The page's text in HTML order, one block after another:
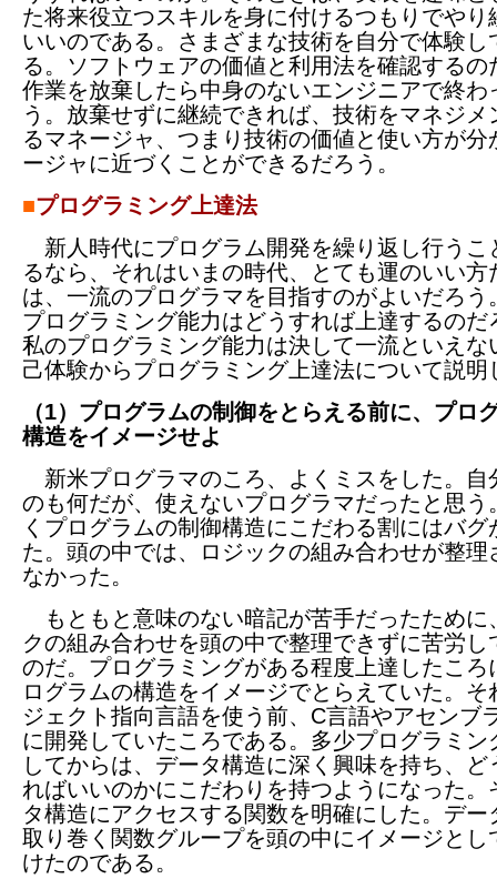
た将来役立つスキルを身に付けるつもりでやり
いいのである。さまざまな技術を自分で体験し
る。ソフトウェアの価値と利用法を確認するの
作業を放棄したら中身のないエンジニアで終わ
う。放棄せずに継続できれば、技術をマネジメ
るマネージャ、つまり技術の価値と使い方が分
ージャに近づくことができるだろう。
■プログラミング上達法
新人時代にプログラム開発を繰り返し行うこ
るなら、それはいまの時代、とても運のいい方
は、一流のプログラマを目指すのがよいだろう
プログラミング能力はどうすれば上達するのだ
私のプログラミング能力は決して一流といえな
己体験からプログラミング上達法について説明
（1）プログラムの制御をとらえる前に、プロ
構造をイメージせよ
新米プログラマのころ、よくミスをした。自
のも何だが、使えないプログラマだったと思う
くプログラムの制御構造にこだわる割にはバグ
た。頭の中では、ロジックの組み合わせが整理
なかった。
もともと意味のない暗記が苦手だったために
クの組み合わせを頭の中で整理できずに苦労し
のだ。プログラミングがある程度上達したころ
ログラムの構造をイメージでとらえていた。そ
ジェクト指向言語を使う前、C言語やアセンブ
に開発していたころである。多少プログラミン
してからは、データ構造に深く興味を持ち、ど
ればいいのかにこだわりを持つようになった。
タ構造にアクセスする関数を明確にした。デー
取り巻く関数グループを頭の中にイメージとし
けたのである。